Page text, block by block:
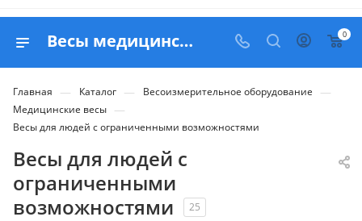
Весы медицинские для людей с ограниченными возможностями - купить с доставкой по РФ 0
Главная — Каталог — Весоизмерительное оборудование —
Медицинские весы —
Весы для людей с ограниченными возможностями
Весы для людей с
ограниченными
возможностями
25